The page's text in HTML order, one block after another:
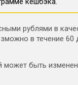
рублями в
в течение 60
может быть